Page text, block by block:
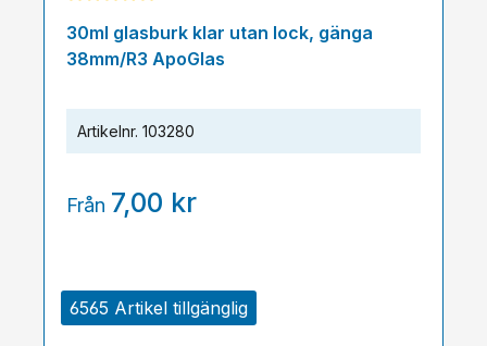
6565 Artikel tillgänglig
Genomsnittligt betyg på 5 av 5 stjärnor
30ml glasburk klar utan lock, gänga
38mm/R3 ApoGlas
Artikelnr. 103280
Från 7,00 kr